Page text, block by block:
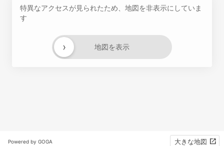
特異なアクセスが見られたため、地図を非表示にしていま
す
地図を表示
›
Powered by GOGA 大きな地図